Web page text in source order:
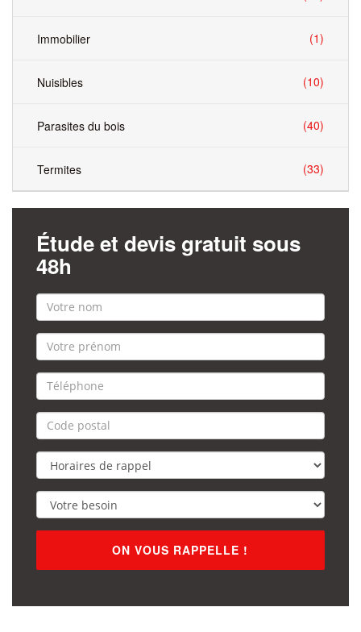
Immobilier (1)
Nuisibles (10)
Parasites du bois (40)
Termites (33)
Étude et devis gratuit sous
48h